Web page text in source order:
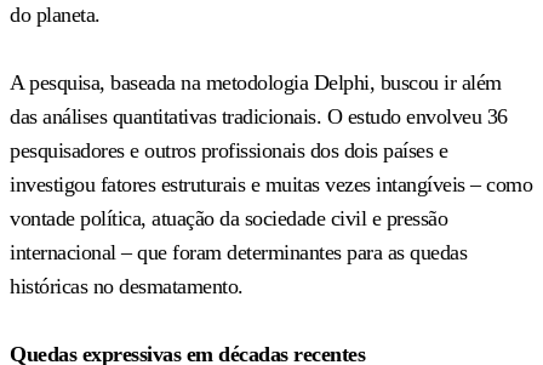
do planeta.
A pesquisa, baseada na metodologia Delphi, buscou ir além
das análises quantitativas tradicionais. O estudo envolveu 36
pesquisadores e outros profissionais dos dois países e
investigou fatores estruturais e muitas vezes intangíveis – como
vontade política, atuação da sociedade civil e pressão
internacional – que foram determinantes para as quedas
históricas no desmatamento.
Quedas expressivas em décadas recentes